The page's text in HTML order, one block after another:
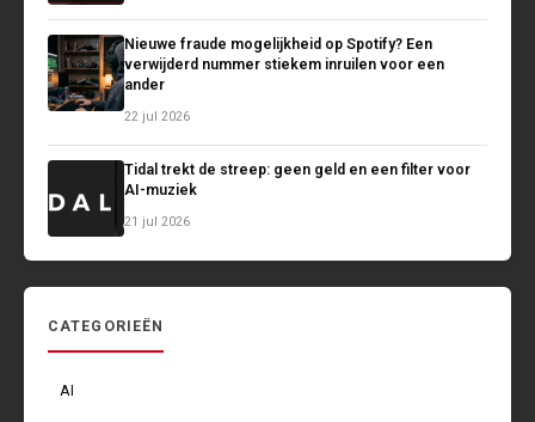
Nieuwe fraude mogelijkheid op Spotify? Een
verwijderd nummer stiekem inruilen voor een
ander
22 jul 2026
Tidal trekt de streep: geen geld en een filter voor
AI-muziek
21 jul 2026
CATEGORIEËN
AI